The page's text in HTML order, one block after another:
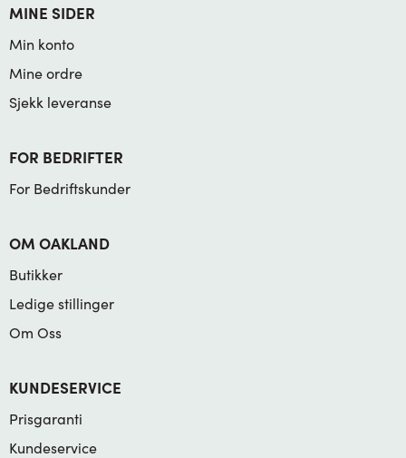
MINE SIDER
Min konto
Mine ordre
Sjekk leveranse
FOR BEDRIFTER
For Bedriftskunder
OM OAKLAND
Butikker
Ledige stillinger
Om Oss
KUNDESERVICE
Prisgaranti
Kundeservice